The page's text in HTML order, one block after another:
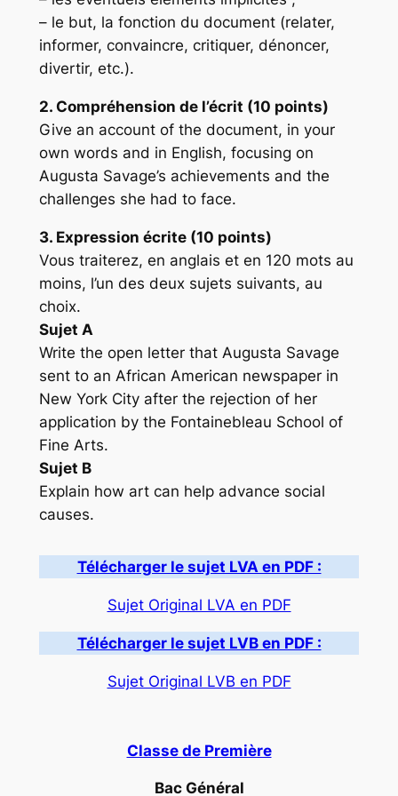
– le but, la fonction du document (relater,
informer, convaincre, critiquer, dénoncer,
divertir, etc.).
2. Compréhension de l’écrit (10 points)
Give an account of the document, in your
own words and in English, focusing on
Augusta Savage’s achievements and the
challenges she had to face.
3. Expression écrite (10 points)
Vous traiterez, en anglais et en 120 mots au
moins, l’un des deux sujets suivants, au
choix.
Sujet A
Write the open letter that Augusta Savage
sent to an African American newspaper in
New York City after the rejection of her
application by the Fontainebleau School of
Fine Arts.
Sujet B
Explain how art can help advance social
causes.
Télécharger le sujet LVA en PDF :
Sujet Original LVA en PDF
Télécharger le sujet LVB en PDF :
Sujet Original LVB en PDF
Classe de Première
Bac Général